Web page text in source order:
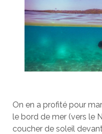
On en a profité pour
le bord de mer (vers le
coucher de soleil